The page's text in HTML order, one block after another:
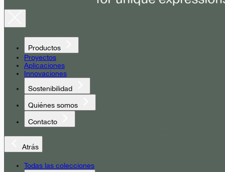
Productos
Proyectos
Aplicaciones
Innovaciones
Sostenibilidad
Quiénes somos
Contacto
Atrás
Todas las colecciones